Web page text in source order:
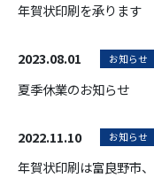
年賀状印刷を承ります
2023.08.01 お知らせ
夏季休業のお知らせ
2022.11.10 お知らせ
年賀状印刷は富良野市